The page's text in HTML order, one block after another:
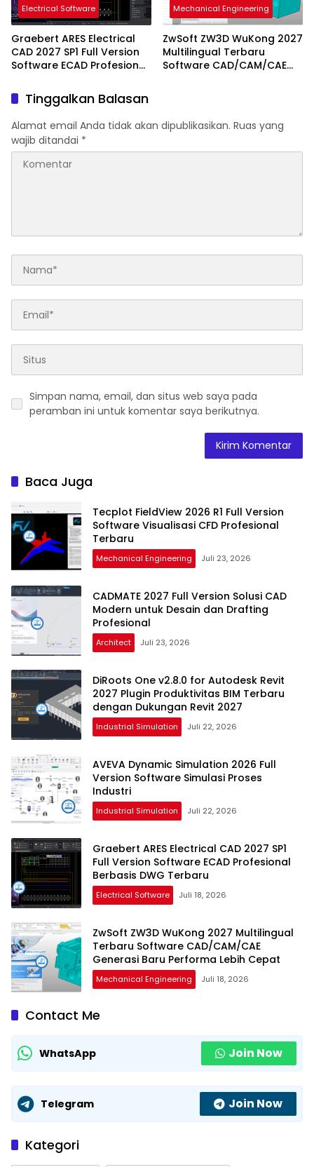
Electrical Software
Graebert ARES Electrical
CAD 2027 SP1 Full Version
Software ECAD Profesional
Mechanical Engineering
ZwSoft ZW3D WuKong 2027
Multilingual Terbaru
Software CAD/CAM/CAE
Tinggalkan Balasan
Alamat email Anda tidak akan dipublikasikan. Ruas yang
wajib ditandai *
Simpan nama, email, dan situs web saya pada
peramban ini untuk komentar saya berikutnya.
Baca Juga
Tecplot FieldView 2026 R1 Full Version
Software Visualisasi CFD Profesional
Terbaru
Mechanical Engineering Juli 23, 2026
CADMATE 2027 Full Version Solusi CAD
Modern untuk Desain dan Drafting
Profesional
Architect Juli 23, 2026
DiRoots One v2.8.0 for Autodesk Revit
2027 Plugin Produktivitas BIM Terbaru
dengan Dukungan Revit 2027
Industrial Simulation Juli 22, 2026
AVEVA Dynamic Simulation 2026 Full
Version Software Simulasi Proses
Industri
Industrial Simulation Juli 22, 2026
Graebert ARES Electrical CAD 2027 SP1
Full Version Software ECAD Profesional
Berbasis DWG Terbaru
Electrical Software Juli 18, 2026
ZwSoft ZW3D WuKong 2027 Multilingual
Terbaru Software CAD/CAM/CAE
Generasi Baru Performa Lebih Cepat
Mechanical Engineering Juli 18, 2026
Contact Me
WhatsApp Join Now
Telegram Join Now
Kategori